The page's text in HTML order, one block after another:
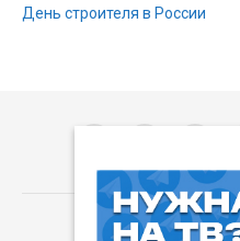
День строителя в России